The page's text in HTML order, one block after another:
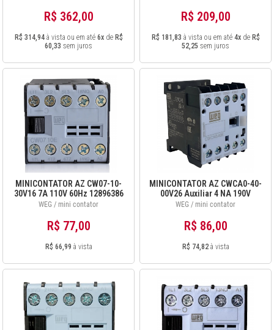
R$ 362,00
R$ 314,94à vista ou em até 6xde R$
60,33 sem juros
R$ 209,00
R$ 181,83 à vista ou em até 4xde R$
52,25 sem juros
MINICONTATOR AZ CW07-10-
30V16 7A 110V 60Hz 12896386
WEG / mini contator
R$ 77,00
R$ 66,99 à vista
MINICONTATOR AZ CWCA0-40-
00V26 Auxiliar 4 NA 190V
50Hz/220V 60Hz 12486847
WEG / mini contator
R$ 86,00
R$ 74,82à vista